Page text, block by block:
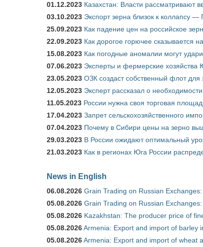
01.12.2023 Казахстан: Власти рассматривают
03.10.2023 Экспорт зерна близок к коллапсу —
25.09.2023 Как падение цен на российское
22.09.2023 Как дорогое горючее сказывается
15.08.2023 Как погодные аномалии могут
07.06.2023 Эксперты и фермерские хозяйства
23.05.2023 ОЗК создаст собственный флот для
12.05.2023 Эксперт рассказал о
11.05.2023 России нужна своя торговая
17.04.2023 Запрет сельскохозяйственного
07.04.2023 Почему в Сибири цены на зерно
29.03.2023 В России ожидают оптимальный
21.03.2023 Как в регионах Юга России
News in English
06.08.2026 Grain Trading on Russian
05.08.2026 Grain Trading on Russian
05.08.2026 Kazakhstan: The producer price of
05.08.2026Armenia: Export and import of barley
05.08.2026Armenia: Export and import of wheat